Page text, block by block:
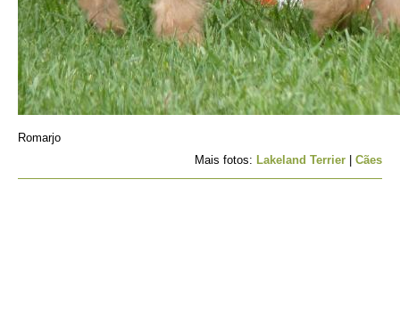
Romarjo
Mais fotos: Lakeland Terrier Cães